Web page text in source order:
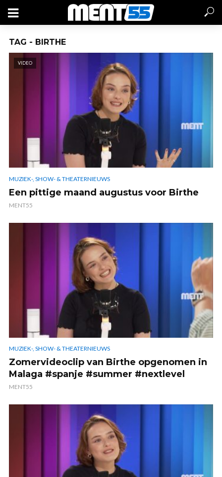
TAG - BIRTHE
VIDEO
MUZIEK-, SHOW- & THEATERNIEUWS
Een pittige maand augustus voor Birthe
MENT55
MUZIEK-, SHOW- & THEATERNIEUWS
Zomervideoclip van Birthe opgenomen in
Malaga #spanje #summer #nextlevel
MENT55